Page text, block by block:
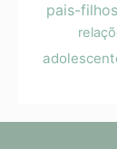
pais-filhos